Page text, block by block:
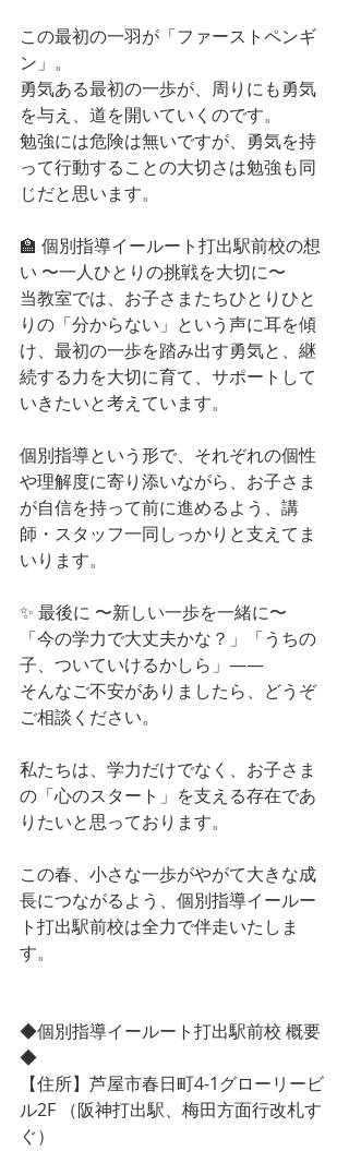
この最初の一羽が「ファーストペンギ
ン」。
勇気ある最初の一歩が、周りにも勇気
を与え、道を開いていくのです。
勉強には危険は無いですが、勇気を持
って行動することの大切さは勉強も同
じだと思います。
🏫 個別指導イールート打出駅前校の想
い 〜一人ひとりの挑戦を大切に〜
当教室では、お子さまたちひとりひと
りの「分からない」という声に耳を傾
け、最初の一歩を踏み出す勇気と、継
続する力を大切に育て、サポートして
いきたいと考えています。
個別指導という形で、それぞれの個性
や理解度に寄り添いながら、お子さま
が自信を持って前に進めるよう、講
師・スタッフ一同しっかりと支えてま
いります。
✨ 最後に 〜新しい一歩を一緒に〜
「今の学力で大丈夫かな？」「うちの
子、ついていけるかしら」――
そんなご不安がありましたら、どうぞ
ご相談ください。
私たちは、学力だけでなく、お子さま
の「心のスタート」を支える存在であ
りたいと思っております。
この春、小さな一歩がやがて大きな成
長につながるよう、個別指導イールー
ト打出駅前校は全力で伴走いたしま
す。
◆個別指導イールート打出駅前校 概要
◆
【住所】芦屋市春日町4-1グローリービ
ル2F （阪神打出駅、梅田方面行改札す
ぐ）